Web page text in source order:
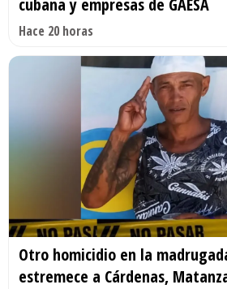
Hace 20 horas
Otro homicidio en la
estremece a Cárdenas,